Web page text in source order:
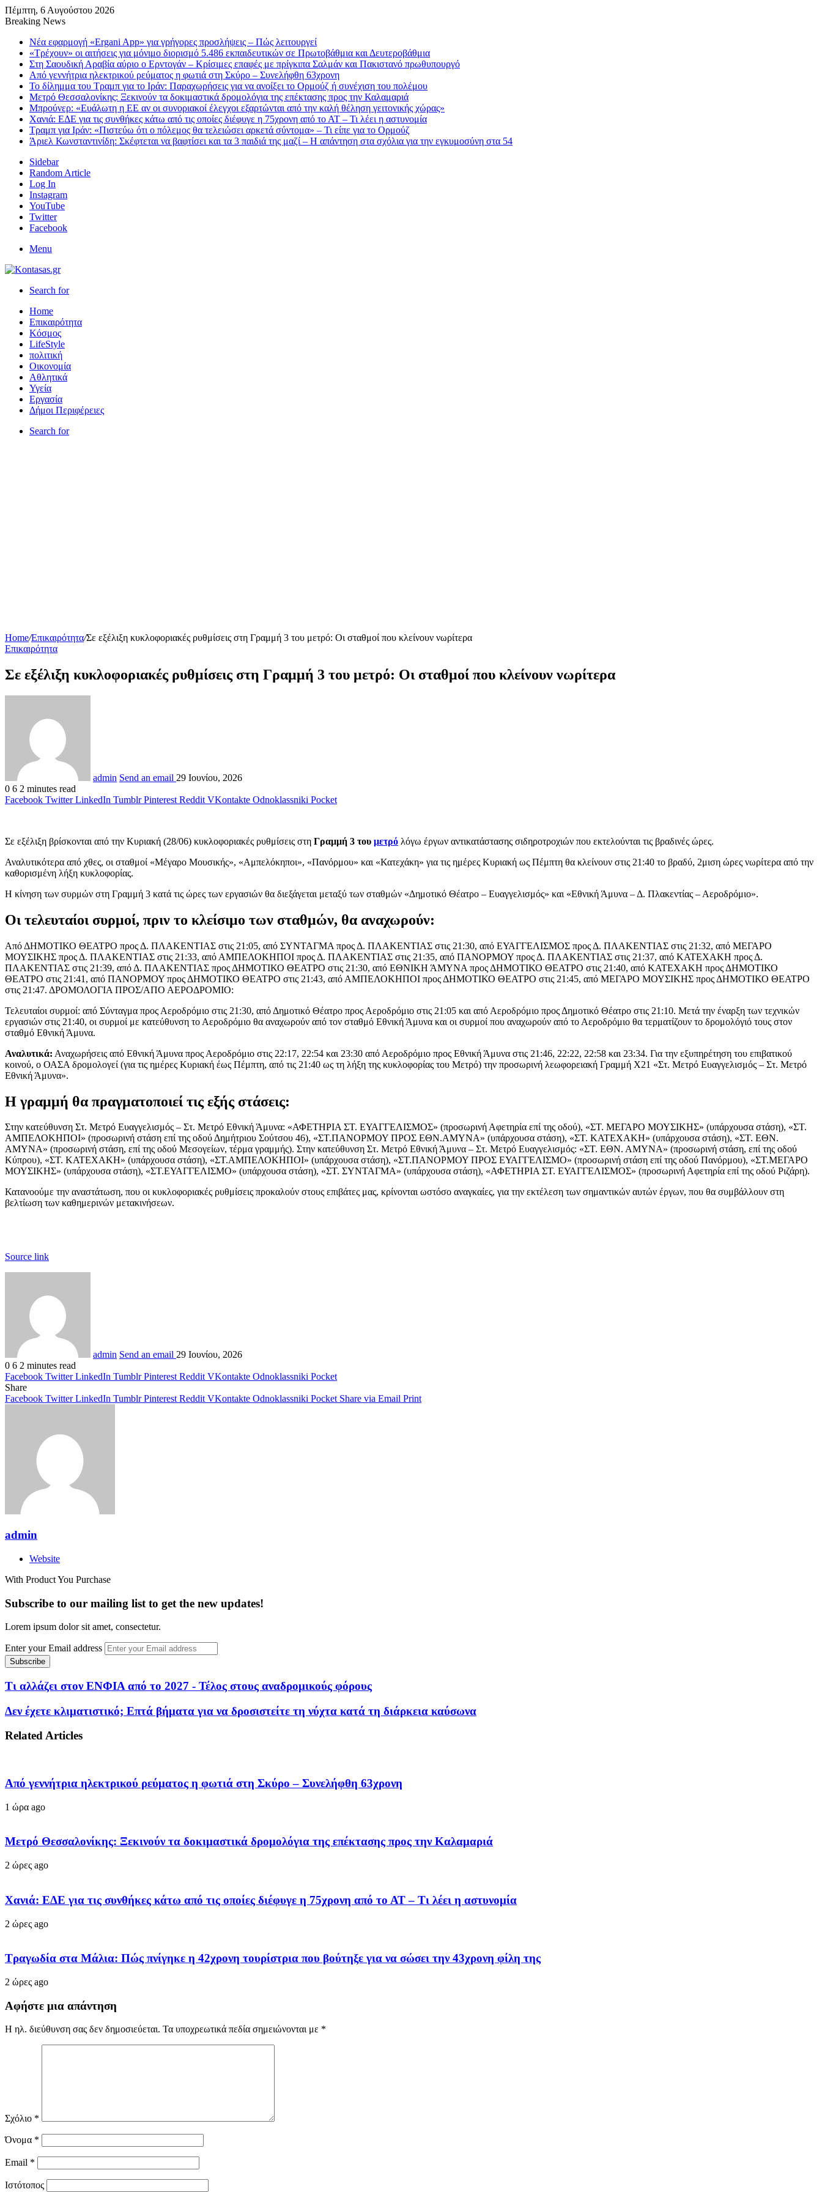
Πέμπτη, 6 Αυγούστου 2026
Breaking News
Νέα εφαρμογή «Ergani App» για γρήγορες προσλήψεις – Πώς λειτουργεί
«Τρέχουν» οι αιτήσεις για μόνιμο διορισμό 5.486 εκπαιδευτικών σε Πρωτοβάθμια και Δευτεροβάθμια
Στη Σαουδική Αραβία αύριο ο Ερντογάν – Κρίσιμες επαφές με πρίγκιπα Σαλμάν και Πακιστανό πρωθυπουργό
Από γεννήτρια ηλεκτρικού ρεύματος η φωτιά στη Σκύρο – Συνελήφθη 63χρονη
Το δίλημμα του Τραμπ για το Ιράν: Παραχωρήσεις για να ανοίξει το Ορμούζ ή συνέχιση του πολέμου
Μετρό Θεσσαλονίκης: Ξεκινούν τα δοκιμαστικά δρομολόγια της επέκτασης προς την Καλαμαριά
Μπρούνερ: «Ευάλωτη η ΕΕ αν οι συνοριακοί έλεγχοι εξαρτώνται από την καλή θέληση γειτονικής χώρας»
Χανιά: ΕΔΕ για τις συνθήκες κάτω από τις οποίες διέφυγε η 75χρονη από το ΑΤ – Τι λέει η αστυνομία
Τραμπ για Ιράν: «Πιστεύω ότι ο πόλεμος θα τελειώσει αρκετά σύντομα» – Τι είπε για το Ορμούζ
Άριελ Κωνσταντινίδη: Σκέφτεται να βαφτίσει και τα 3 παιδιά της μαζί – Η απάντηση στα σχόλια για την εγκυμοσύνη στα 54
Sidebar
Random Article
Log In
Instagram
YouTube
Twitter
Facebook
Menu
Search for
Home
Επικαιρότητα
Κόσμος
LifeStyle
πολιτική
Οικονομία
Αθλητικά
Υγεία
Εργασία
Δήμοι Περιφέρειες
Search for
Home/Επικαιρότητα/Σε εξέλιξη κυκλοφοριακές ρυθμίσεις στη Γραμμή 3 του μετρό: Οι σταθμοί που κλείνουν νωρίτερα
Επικαιρότητα
Σε εξέλιξη κυκλοφοριακές ρυθμίσεις στη Γραμμή 3 του μετρό: Οι σταθμοί που κλείνουν νωρίτερα
admin Send an email 29 Ιουνίου, 2026
0 6 2 minutes read
Facebook Twitter LinkedIn Tumblr Pinterest Reddit VKontakte Odnoklassniki Pocket
Σε εξέλιξη βρίσκονται από την Κυριακή (28/06) κυκλοφοριακές ρυθμίσεις στη Γραμμή 3 του μετρό λόγω έργων αντικατάστασης σιδηροτροχιών που εκτελούνται τις βραδινές ώρες.
Αναλυτικότερα από χθες, οι σταθμοί «Μέγαρο Μουσικής», «Αμπελόκηποι», «Πανόρμου» και «Κατεχάκη» για τις ημέρες Κυριακή ως Πέμπτη θα κλείνουν στις 21:40 το βραδύ, 2μιση ώρες νωρίτερα από την
καθορισμένη λήξη κυκλοφορίας.
Η κίνηση των συρμών στη Γραμμή 3 κατά τις ώρες των εργασιών θα διεξάγεται μεταξύ των σταθμών «Δημοτικό Θέατρο – Ευαγγελισμός» και «Εθνική Άμυνα – Δ. Πλακεντίας – Αεροδρόμιο».
Οι τελευταίοι συρμοί, πριν το κλείσιμο των σταθμών, θα αναχωρούν:
Από ΔΗΜΟΤΙΚΟ ΘΕΑΤΡΟ προς Δ. ΠΛΑΚΕΝΤΙΑΣ στις 21:05, από ΣΥΝΤΑΓΜΑ προς Δ. ΠΛΑΚΕΝΤΙΑΣ στις 21:30, από ΕΥΑΓΓΕΛΙΣΜΟΣ προς Δ. ΠΛΑΚΕΝΤΙΑΣ στις 21:32, από ΜΕΓΑΡΟ
ΜΟΥΣΙΚΗΣ προς Δ. ΠΛΑΚΕΝΤΙΑΣ στις 21:33, από ΑΜΠΕΛΟΚΗΠΟΙ προς Δ. ΠΛΑΚΕΝΤΙΑΣ στις 21:35, από ΠΑΝΟΡΜΟΥ προς Δ. ΠΛΑΚΕΝΤΙΑΣ στις 21:37, από ΚΑΤΕΧΑΚΗ προς Δ.
ΠΛΑΚΕΝΤΙΑΣ στις 21:39, από Δ. ΠΛΑΚΕΝΤΙΑΣ προς ΔΗΜΟΤΙΚΟ ΘΕΑΤΡΟ στις 21:30, από ΕΘΝΙΚΗ ΆΜΥΝΑ προς ΔΗΜΟΤΙΚΟ ΘΕΑΤΡΟ στις 21:40, από ΚΑΤΕΧΑΚΗ προς ΔΗΜΟΤΙΚΟ
ΘΕΑΤΡΟ στις 21:41, από ΠΑΝΟΡΜΟΥ προς ΔΗΜΟΤΙΚΟ ΘΕΑΤΡΟ στις 21:43, από ΑΜΠΕΛΟΚΗΠΟΙ προς ΔΗΜΟΤΙΚΟ ΘΕΑΤΡΟ στις 21:45, από ΜΕΓΑΡΟ ΜΟΥΣΙΚΗΣ προς ΔΗΜΟΤΙΚΟ ΘΕΑΤΡΟ
στις 21:47. ΔΡΟΜΟΛΟΓΙΑ ΠΡΟΣ/ΑΠΟ ΑΕΡΟΔΡΟΜΙΟ:
Τελευταίοι συρμοί: από Σύνταγμα προς Αεροδρόμιο στις 21:30, από Δημοτικό Θέατρο προς Αεροδρόμιο στις 21:05 και από Αεροδρόμιο προς Δημοτικό Θέατρο στις 21:10. Μετά την έναρξη των τεχνικών
εργασιών στις 21:40, οι συρμοί με κατεύθυνση το Αεροδρόμιο θα αναχωρούν από τον σταθμό Εθνική Άμυνα και οι συρμοί που αναχωρούν από το Αεροδρόμιο θα τερματίζουν το δρομολόγιό τους στον
σταθμό Εθνική Άμυνα.
Αναλυτικά: Αναχωρήσεις από Εθνική Άμυνα προς Αεροδρόμιο στις 22:17, 22:54 και 23:30 από Αεροδρόμιο προς Εθνική Άμυνα στις 21:46, 22:22, 22:58 και 23:34. Για την εξυπηρέτηση του επιβατικού
κοινού, ο ΟΑΣΑ δρομολογεί (για τις ημέρες Κυριακή έως Πέμπτη, από τις 21:40 ως τη λήξη της κυκλοφορίας του Μετρό) την προσωρινή λεωφορειακή Γραμμή Χ21 «Στ. Μετρό Ευαγγελισμός – Στ. Μετρό
Εθνική Άμυνα».
Η γραμμή θα πραγματοποιεί τις εξής στάσεις:
Στην κατεύθυνση Στ. Μετρό Ευαγγελισμός – Στ. Μετρό Εθνική Άμυνα: «ΑΦΕΤΗΡΙΑ ΣΤ. ΕΥΑΓΓΕΛΙΣΜΟΣ» (προσωρινή Αφετηρία επί της οδού), «ΣΤ. ΜΕΓΑΡΟ ΜΟΥΣΙΚΗΣ» (υπάρχουσα στάση), «ΣΤ.
ΑΜΠΕΛΟΚΗΠΟΙ» (προσωρινή στάση επί της οδού Δημήτριου Σούτσου 46), «ΣΤ.ΠΑΝΟΡΜΟΥ ΠΡΟΣ ΕΘΝ.ΑΜΥΝΑ» (υπάρχουσα στάση), «ΣΤ. ΚΑΤΕΧΑΚΗ» (υπάρχουσα στάση), «ΣΤ. ΕΘΝ.
ΑΜΥΝΑ» (προσωρινή στάση, επί της οδού Μεσογείων, τέρμα γραμμής). Στην κατεύθυνση Στ. Μετρό Εθνική Άμυνα – Στ. Μετρό Ευαγγελισμός: «ΣΤ. ΕΘΝ. ΑΜΥΝΑ» (προσωρινή στάση, επί της οδού
Κύπρου), «ΣΤ. ΚΑΤΕΧΑΚΗ» (υπάρχουσα στάση), «ΣΤ.ΑΜΠΕΛΟΚΗΠΟΙ» (υπάρχουσα στάση), «ΣΤ.ΠΑΝΟΡΜΟΥ ΠΡΟΣ ΕΥΑΓΓΕΛΙΣΜΟ» (προσωρινή στάση επί της οδού Πανόρμου), «ΣΤ.ΜΕΓΑΡΟ
ΜΟΥΣΙΚΗΣ» (υπάρχουσα στάση), «ΣΤ.ΕΥΑΓΓΕΛΙΣΜΟ» (υπάρχουσα στάση), «ΣΤ. ΣΥΝΤΑΓΜΑ» (υπάρχουσα στάση), «ΑΦΕΤΗΡΙΑ ΣΤ. ΕΥΑΓΓΕΛΙΣΜΟΣ» (προσωρινή Αφετηρία επί της οδού Ριζάρη).
Κατανοούμε την αναστάτωση, που οι κυκλοφοριακές ρυθμίσεις προκαλούν στους επιβάτες μας, κρίνονται ωστόσο αναγκαίες, για την εκτέλεση των σημαντικών αυτών έργων, που θα συμβάλλουν στη
βελτίωση των καθημερινών μετακινήσεων.
Source link
admin Send an email 29 Ιουνίου, 2026
0 6 2 minutes read
Facebook Twitter LinkedIn Tumblr Pinterest Reddit VKontakte Odnoklassniki Pocket
Share
Facebook Twitter LinkedIn Tumblr Pinterest Reddit VKontakte Odnoklassniki Pocket Share via Email Print
admin
Website
With Product You Purchase
Subscribe to our mailing list to get the new updates!
Lorem ipsum dolor sit amet, consectetur.
Enter your Email address
Τι αλλάζει στον ΕΝΦΙΑ από το 2027 - Τέλος στους αναδρομικούς φόρους
Δεν έχετε κλιματιστικό; Επτά βήματα για να δροσιστείτε τη νύχτα κατά τη διάρκεια καύσωνα
Related Articles
Από γεννήτρια ηλεκτρικού ρεύματος η φωτιά στη Σκύρο – Συνελήφθη 63χρονη
1 ώρα ago
Μετρό Θεσσαλονίκης: Ξεκινούν τα δοκιμαστικά δρομολόγια της επέκτασης προς την Καλαμαριά
2 ώρες ago
Χανιά: ΕΔΕ για τις συνθήκες κάτω από τις οποίες διέφυγε η 75χρονη από το ΑΤ – Τι λέει η αστυνομία
2 ώρες ago
Τραγωδία στα Μάλια: Πώς πνίγηκε η 42χρονη τουρίστρια που βούτηξε για να σώσει την 43χρονη φίλη της
2 ώρες ago
Αφήστε μια απάντηση
Η ηλ. διεύθυνση σας δεν δημοσιεύεται. Τα υποχρεωτικά πεδία σημειώνονται με *
Σχόλιο *
Όνομα *
Email *
Ιστότοπος